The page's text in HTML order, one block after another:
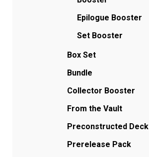
Epilogue Booster
Set Booster
Box Set
Bundle
Collector Booster
From the Vault
Preconstructed Deck
Prerelease Pack